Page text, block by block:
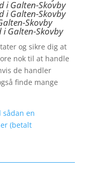
i Galten-Skovby
i Galten-Skovby
Skovby
Galten-Skovby
og sikre dig at
nok til at handle
de handler
finde mange
sådan en
(betalt